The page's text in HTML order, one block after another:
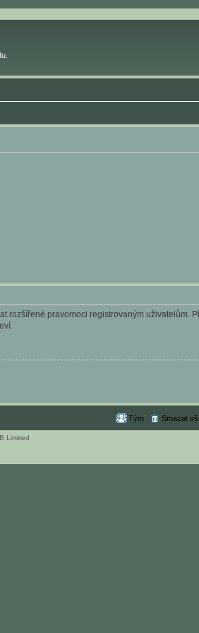
rozšířené pravomoci registrovaným uživatelům.
Smazat
Tým
Limited